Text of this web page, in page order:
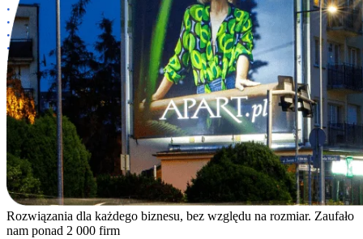
Rozwiązania dla każdego biznesu, bez względu na rozmiar. Zaufało
nam ponad 2 000 firm